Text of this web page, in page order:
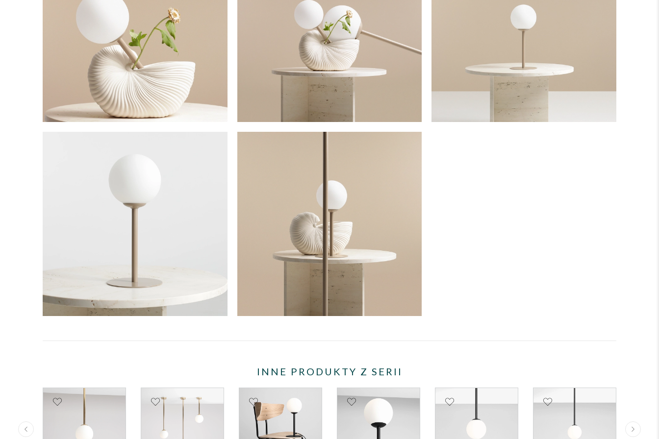
INNE PRODUKTY Z SERII